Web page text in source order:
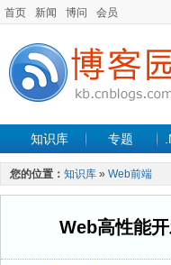
首页 新闻 博问 会员
知识库 专题
手机开发 软件工程
最新文章
您的位置： 知识库 » Web前端
Web高性能